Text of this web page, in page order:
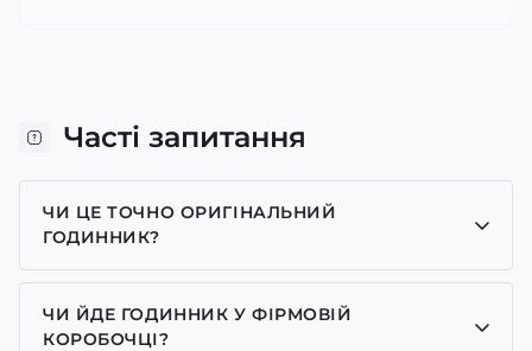
Часті запитання
ЧИ ЦЕ ТОЧНО ОРИГІНАЛЬНИЙ
ГОДИННИК?
Так, усі годинники у нас лише оригінальні, ми є
представником багатьох брендів.
ЧИ ЙДЕ ГОДИННИК У ФІРМОВІЙ
КОРОБОЧЦІ?